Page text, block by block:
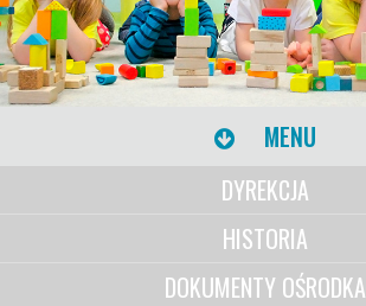
MENU
DYREKCJA
HISTORIA
DOKUMENTY OŚRODKA